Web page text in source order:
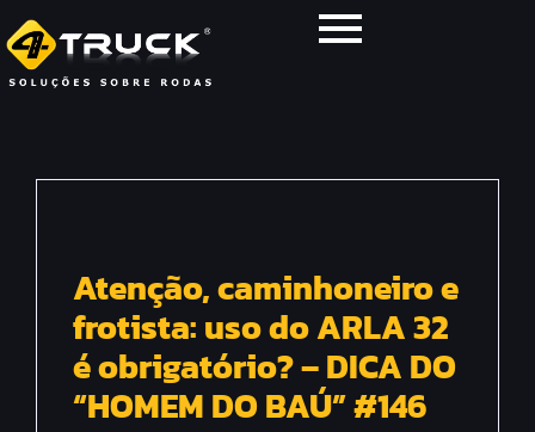
Atenção, caminhoneiro e
frotista: uso do ARLA 32
é obrigatório? – DICA DO
“HOMEM DO BAÚ” #146